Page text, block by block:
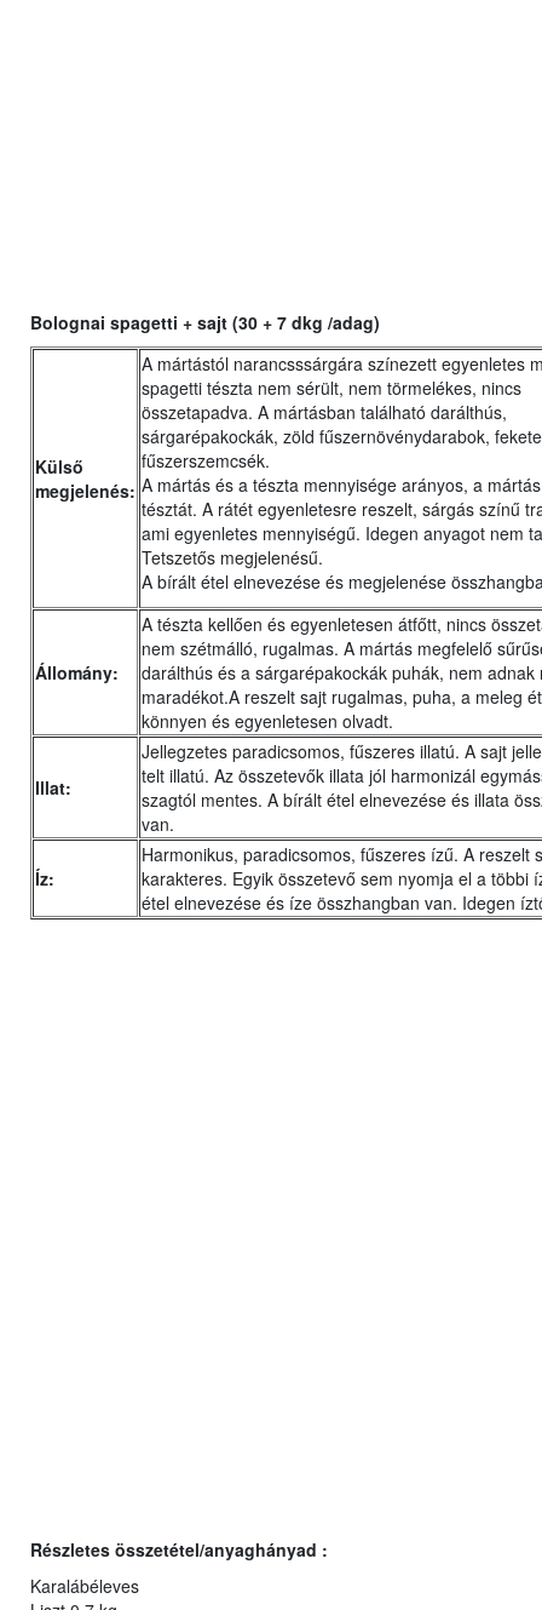
Bolognai spagetti + sajt (30 + 7 dkg /adag)
Külső
megjelenés:
A mártástól narancsssárgára színezett egyenletes
spagetti tészta nem sérült, nem törmelékes, nincs
összetapadva. A mártásban található darálthús,
sárgarépakockák, zöld fűszernövénydarabok,
fűszerszemcsék.
A mártás és a tészta mennyisége arányos, a
tésztát. A rátét egyenletesre reszelt, sárgás színű
ami egyenletes mennyiségű. Idegen anyagot nem
Tetszetős megjelenésű.
A bírált étel elnevezése és megjelenése
Állomány:
A tészta kellően és egyenletesen átfőtt, nincs
nem szétmálló, rugalmas. A mártás megfelelő
darálthús és a sárgarépakockák puhák, nem adnak
maradékot.A reszelt sajt rugalmas, puha, a meleg
könnyen és egyenletesen olvadt.
Illat:
Jellegzetes paradicsomos, fűszeres illatú. A sajt
telt illatú. Az összetevők illata jól harmonizál
szagtól mentes. A bírált étel elnevezése és illata
van.
Íz:
Harmonikus, paradicsomos, fűszeres ízű. A reszelt
karakteres. Egyik összetevő sem nyomja el a többi
étel elnevezése és íze összhangban van. Idegen
Részletes összetétel/anyaghányad :
Karalábéleves